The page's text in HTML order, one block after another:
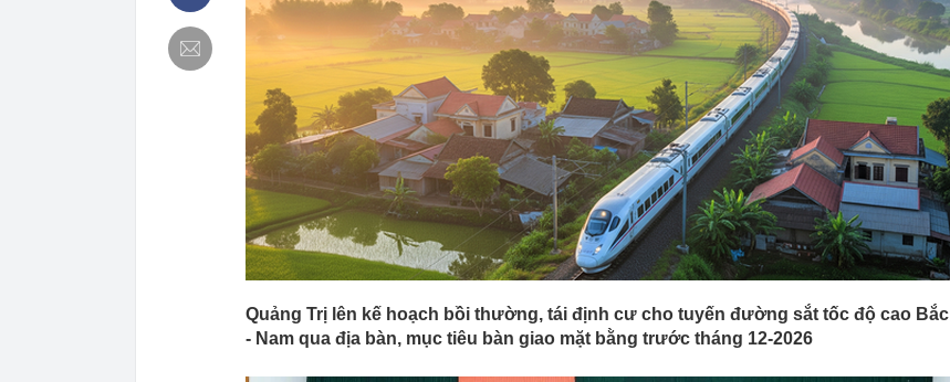
Hoa hậu đẹp nhất nhì Việt Nam và vợ hơn 4 tuổi của Bình Minh "dính
nhau như sam" từ Việt Nam sang Mỹ
23:10
Chất lỏng đen liên tục trồi lên từ nền nhà, gia chủ gọi người kiểm tra rồi
cả khu phố phải sơ tán
23:01
Nam diễn viên 700 tỷ giờ bán cà phê ở phường Hoà Hưng (TP.HCM),
vừa mở quán liền "vỡ trận"
22:59
Bật điều hòa ngủ, người phụ nữ sốt cao liên tục, phổi tổn thương hơn
một nửa: Bác sĩ cảnh báo mối nguy ít ai ngờ ngay trong nhà
22:53
Quang Hùng MasterD cảnh báo nóng, tuyên bố hành động pháp lý
22:48
Danh tính tên trộm bánh xe ô tô ở khu đô thị Hà Nội
22:42
Cảnh báo các ứng dụng Android có thể âm thầm theo dõi vị trí người
dùng
Quảng Trị lên kế hoạch bồi thường, tái định cư cho tuyến đường sắt tốc độ cao Bắc
- Nam qua địa bàn, mục tiêu bàn giao mặt bằng trước tháng 12-2026